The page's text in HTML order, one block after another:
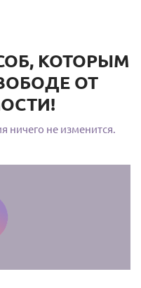
КОТОРЫМ
ОТ
ничего не изменится.